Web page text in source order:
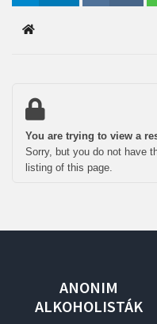
Főoldal
You are trying to view a
Sorry, but you do not have
listing of this page.
ANONIM
ALKOHOLISTÁK